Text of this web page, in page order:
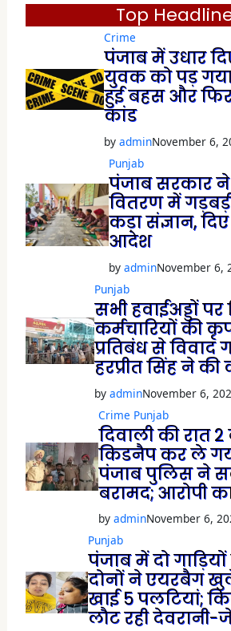
e
s
e
w
w
i
n
Top
Crime
पंजाब में उधार
युवक को पड़
हुई बहस और फिर
कांड
by adminNovember 6,
Punjab
पंजाब सरकार
वितरण में
कड़ा संज्ञान,
आदेश
by adminNovember 6,
Punjab
सभी हवाईअड्डों
कर्मचारियों की
प्रतिबंध से विवाद
हरप्रीत सिंह ने
by adminNovember 6,
Crime Punjab
दिवाली की रात 2
किडनैप कर ले
पंजाब पुलिस ने
बरामद; आरोपी
by adminNovember 6,
Punjab
पंजाब में दो
दोनों ने एयरबैग
खाई 5 पलटियां;
लौट रही देवरानी-